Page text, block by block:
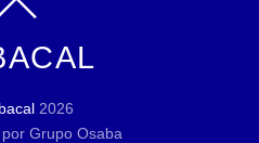
2026
Grupo Osaba